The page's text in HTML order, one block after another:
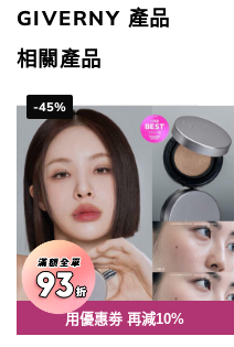
GIVERNY 產品
相關產品
-45%
用優惠劵 再減10%